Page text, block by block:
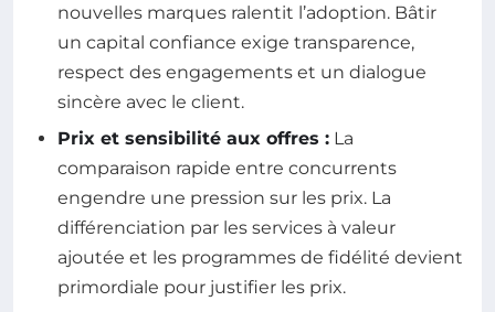
nouvelles marques ralentit l’adoption. Bâtir
un capital confiance exige transparence,
respect des engagements et un dialogue
sincère avec le client.
Prix et sensibilité aux offres : La
comparaison rapide entre concurrents
engendre une pression sur les prix. La
différenciation par les services à valeur
ajoutée et les programmes de fidélité devient
primordiale pour justifier les prix.